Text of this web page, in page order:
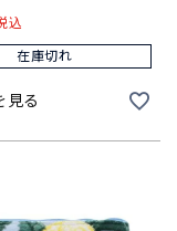
込
在庫切れ
見る